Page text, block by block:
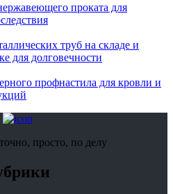
проката для
труб на складе и
для долговечности
профнастила для кровли и
просто, по делу